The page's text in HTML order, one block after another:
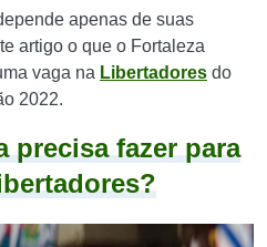
apenas de suas
artigo o que o Fortaleza
vaga na Libertadores do
2022.
precisa fazer para